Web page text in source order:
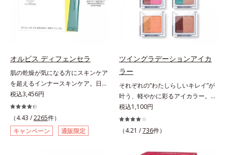
としてお使いいただく場合や、お肌
の状態に合わせて毎日お使いいただ
いても問題ありません。【ご使用方
法】①適量(さくらんぼ 1粒程度)を
を描くように、よくなじませます。
②指先の感触が軽くなったら、水ま
たはぬるま湯でよく洗い流します。
※W洗顔は不要です。
るべく、独自技術によるオルビスの
リポソームビタミンCは高吸収率。
カラダと同じ成分でできたリポソー
ム（カプセル）にビタミンCを閉じ
従来のビタミンCに比べて吸収率が
差で届けるタイムデリバー設計をプ
ラスすることで体内に長く留め、最
大限アプローチしていきます。甘酸
っぱいパイン風味が口の中に爽やか
に広がる顆粒タイプ。水なしでもサ
ッと摂れます。
けのケアなので、夏対策にありがち
な不快感やストレスは無し！ 時短
ケアにもなるため、忙しい方にもお
に早速、毎日2粒（目安）の新習慣
を始めましょう。* 紫外線などによ
り失われるビタミンCを中心とした
栄養成分の補給
オルビス ディフェンセラ
肌の乾燥が気になる方にスキンケア
を超えるインナースキンケア。日本
初(*1)“肌にもトクホ(*2)”！肌の乾燥
が気になる方に。高純度に精製した
米胚芽由来のグルコシルセラミドを
配合。「肌の水分を逃しにくくする
ため、肌の乾燥が気になる方に適し
税込3,456円
（4.43 /2265件）
キャンペーン
通販限定
ツイングラデーションアイカ
ラー
それぞれの“わたしらしいキレイ”が
叶う、軽やかに彩るアイカラー。そ
れぞれの“わたしに似合う！”を叶え
る、絶妙な2色セットのデイリーア
イカラーです。自由に使い回せる濃
税込1,100円
（4.21 /736件）